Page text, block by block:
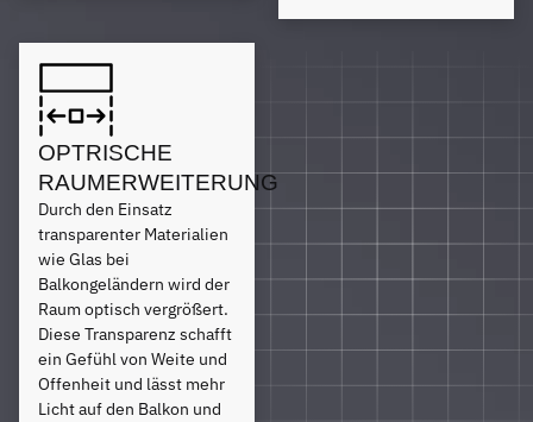
OPTRISCHE
RAUMERWEITERUNG
Durch den Einsatz
transparenter Materialien
wie Glas bei
Balkongeländern wird der
Raum optisch vergrößert.
Diese Transparenz schafft
ein Gefühl von Weite und
Offenheit und lässt mehr
Licht auf den Balkon und